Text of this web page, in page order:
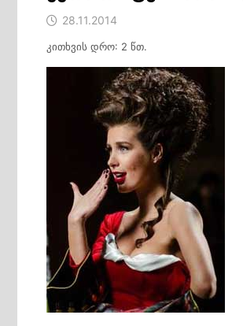
28.11.2014
კითხვის დრო: 2 წთ.